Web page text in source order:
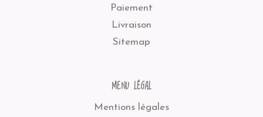
Paiement
Livraison
Sitemap
MENU LÉGAL
Mentions légales